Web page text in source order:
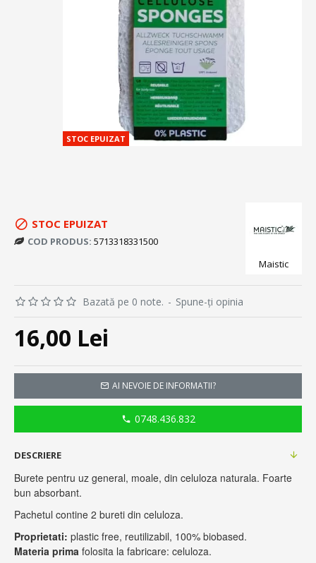
STOC EPUIZAT
STOC EPUIZAT
COD PRODUS: 5713318331500
Maistic
Bazată pe 0 note. - Spune-ţi opinia
16,00 Lei
AI NEVOIE DE INFORMATII?
0748.436.832
DESCRIERE
Burete pentru uz general, moale, din celuloza naturala. Foarte
bun absorbant.
Pachetul contine 2 bureti din celuloza.
Proprietati: plastic free, reutilizabil, 100% biobased.
Materia prima folosita la fabricare: celuloza.